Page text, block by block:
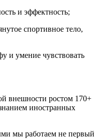
и эффектность;
спортивное тело,
и умение чувствовать
внешности ростом 170+
иностранных
мы работаем не первый